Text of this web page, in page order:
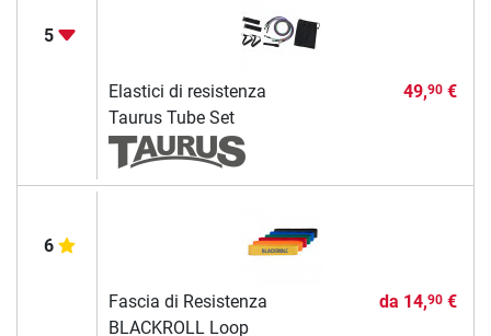
5
Elastici di resistenza
Taurus Tube Set
49,90€
6
Fascia di Resistenza
BLACKROLL Loop
da 14,90€